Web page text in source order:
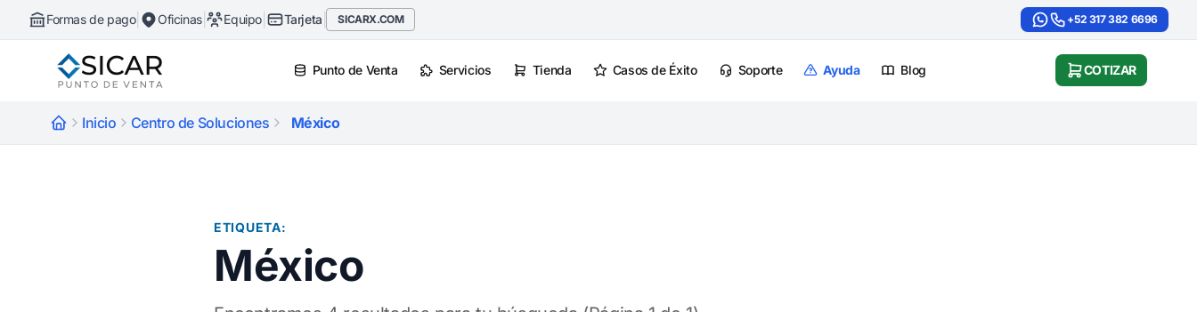
Formas de pago| Oficinas| Equipo Tarjeta SICARX.COM +52 317 382 6696
Punto de Venta Servicios Tienda Casos de Éxito Soporte Ayuda Blog COTIZAR
Inicio Centro de Soluciones México
ETIQUETA:
México